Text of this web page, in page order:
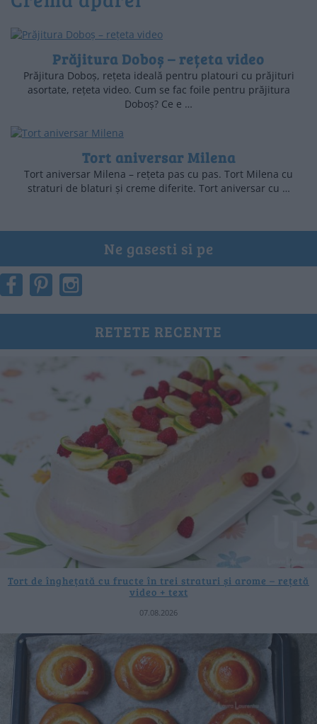
Prăjitura Doboș – rețeta video
Prăjitura Doboș, rețeta ideală pentru platouri cu prăjituri
asortate, rețeta video. Cum se fac foile pentru prăjitura
Doboș? Ce e …
Tort aniversar Milena
Tort aniversar Milena – rețeta pas cu pas. Tort Milena cu
straturi de blaturi și creme diferite. Tort aniversar cu …
Ne gasesti si pe
RETETE RECENTE
Tort de înghețată cu fructe în trei straturi și arome – rețetă
video + text
07.08.2026